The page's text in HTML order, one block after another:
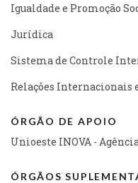
Igualdade e Promoção
Jurídica
Sistema de Controle
Relações
ÓRGÃO DE APOIO
Unioeste INOVA -
ÓRGÃOS